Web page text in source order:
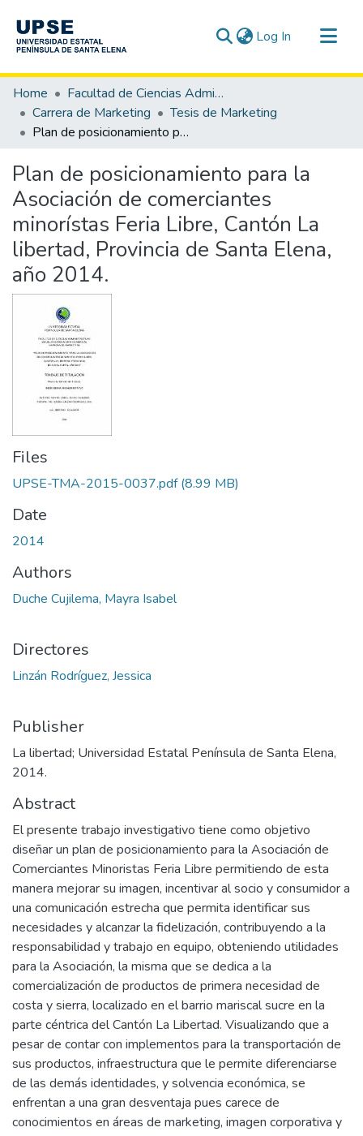
Log In (current)
Communities & Collections
All of DSpace
Statistics
Home
Facultad de Ciencias Administrativas
Carrera de Marketing
Tesis de Marketing
Plan de posicionamiento para la Asociación de comerciantes minorístas Feria Libre, Cantón La libertad, Provincia de Santa Elena, año 2014.
Plan de posicionamiento para la
Asociación de comerciantes
minorístas Feria Libre, Cantón La
libertad, Provincia de Santa Elena,
año 2014.
Files
UPSE-TMA-2015-0037.pdf(8.99 MB)
Date
2014
Authors
Duche Cujilema, Mayra Isabel
Directores
Linzán Rodríguez, Jessica
Publisher
La libertad; Universidad Estatal Península de Santa Elena,
2014.
Abstract
El presente trabajo investigativo tiene como objetivo
diseñar un plan de posicionamiento para la Asociación de
Comerciantes Minoristas Feria Libre permitiendo de esta
manera mejorar su imagen, incentivar al socio y consumidor a
una comunicación estrecha que permita identificar sus
necesidades y alcanzar la fidelización, contribuyendo a la
responsabilidad y trabajo en equipo, obteniendo utilidades
para la Asociación, la misma que se dedica a la
comercialización de productos de primera necesidad de
costa y sierra, localizado en el barrio mariscal sucre en la
parte céntrica del Cantón La Libertad. Visualizando que a
pesar de contar con implementos para la transportación de
sus productos, infraestructura que le permite diferenciarse
de las demás identidades, y solvencia económica, se
enfrentan a una gran desventaja pues carece de
conocimientos en áreas de marketing, imagen corporativa y